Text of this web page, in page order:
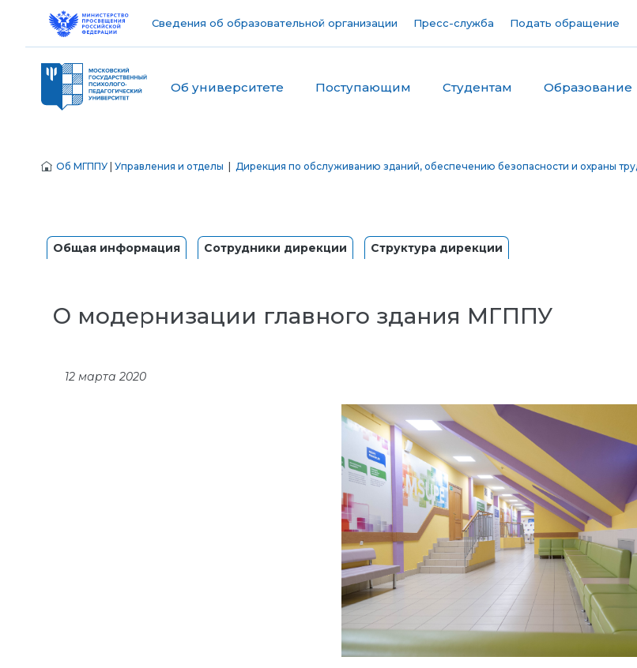
Сведения об образовательной организации Пресс-служба Подать обращение
Об университете Поступающим Студентам Образование
Об МГППУ Управления и отделы Дирекция по обслуживанию зданий, обеспечению безопасности и охраны
Общая информация Сотрудники дирекции Структура дирекции
О модернизации главного здания МГППУ
12 марта 2020